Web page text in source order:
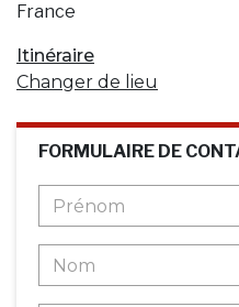
France
Itinéraire
Changer de lieu
FORMULAIRE DE